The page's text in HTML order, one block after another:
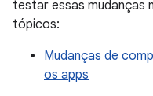
testar essas mudanças
tópicos:
Mudanças de
os apps